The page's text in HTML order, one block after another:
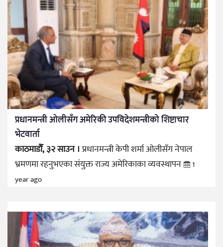
प्रधानमन्त्री ओलीसँग अमेरिकी उपविदेशमन्त्रीको शिष्टाचार
भेटवार्ता
काठमाडौँ, ३२ साउन ।प्रधानमन्त्री केपी शर्मा ओलीसँग नेपाल
भ्रमणमा रहनुभएका संयुक्त राज्य अमेरिकाका व्यवस्थापन
1
year ago